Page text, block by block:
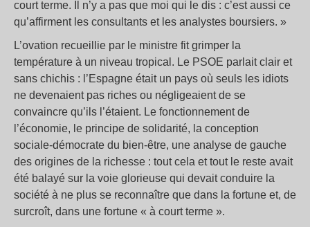
court terme. Il n’y a pas que moi qui le dis : c’est aussi ce
qu’affirment les consultants et les analystes boursiers. »
L’ovation recueillie par le ministre fit grimper la
température à un niveau tropical. Le PSOE parlait clair et
sans chichis : l’Espagne était un pays où seuls les idiots
ne devenaient pas riches ou négligeaient de se
convaincre qu’ils l’étaient. Le fonctionnement de
l’économie, le principe de solidarité, la conception
sociale-démocrate du bien-être, une analyse de gauche
des origines de la richesse : tout cela et tout le reste avait
été balayé sur la voie glorieuse qui devait conduire la
société à ne plus se reconnaître que dans la fortune et, de
surcroît, dans une fortune « à court terme ».